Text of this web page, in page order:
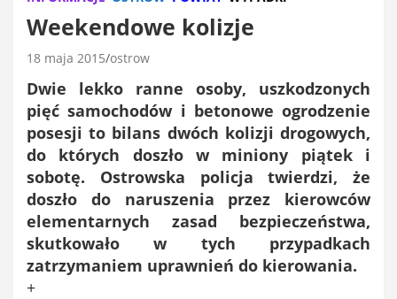
Weekendowe kolizje
18 maja 2015 ostrow
Dwie lekko ranne osoby, uszkodzonych
pięćsamochodów i betonowe ogrodzenie
posesjito bilans dwóch kolizji drogowych,
do których doszłow miniony piątek i
sobotę. Ostrowska policja twierdzi, że
doszło do naruszenia przez kierowców
elementarnych zasad bezpieczeństwa,
skutkowało w tych przypadkach
zatrzymaniem uprawnień do kierowania.
+